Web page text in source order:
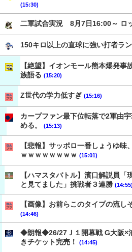
(15:30)
二軍試合実況 8月7日16:00～ ロ
150キロ以上の直球に強い打者ラ
【絶望】イオンモール熊本爆発
族語る (15:20)
Z世代の学力低すぎ (15:16)
カープファン最下位転落で2軍由
める。
(15:13)
【悲報】サッポロ一番しょうゆ味
ｗｗｗｗｗｗｗｗ (15:01)
【ハマスタバトル】濱口解説員
と見てました」挑戦者３連勝 (14:55)
【画像】お前らこのタイプの流し
(14:46)
◆朗報◆26/27Ｊ１開幕戦 G大阪×
きチケット完売！
(14:45)